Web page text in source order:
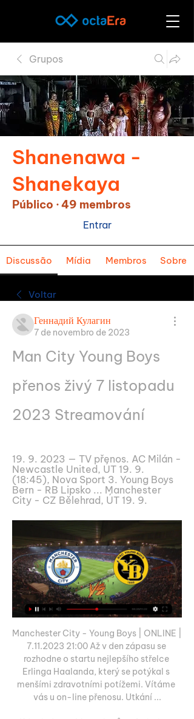
Grupos
Shanenawa -
Shanekaya
Público ·49 membros
Entrar
Discussão Mídia Membros Sobre
Voltar
Геннадий Кулагин
7 de novembro de 2023
Man City Young Boys
přenos živý 7 listopadu
2023 Streamování
19. 9. 2023 — TV přenos. AC Milán -
Newcastle United, ÚT 19. 9.
(18:45), Nova Sport 3. Young Boys
Bern - RB Lipsko ... Manchester
City - CZ Bělehrad, ÚT 19. 9.
Manchester City - Young Boys | ONLINE |
7.11.2023 21:00 Až v den zápasu se
rozhodne o startu nejlepšího střelce
Erlinga Haalanda, který se potýkal s
menšími zdravotními potížemi. Vítáme
vás u on-line přenosu. Utkání ...